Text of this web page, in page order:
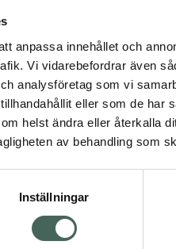
anpassa innehållet och
Vi vidarebefordrar även
analysföretag som vi
eller som de
helst ändra eller återkalla
av behandling som
Inställningar
Visa